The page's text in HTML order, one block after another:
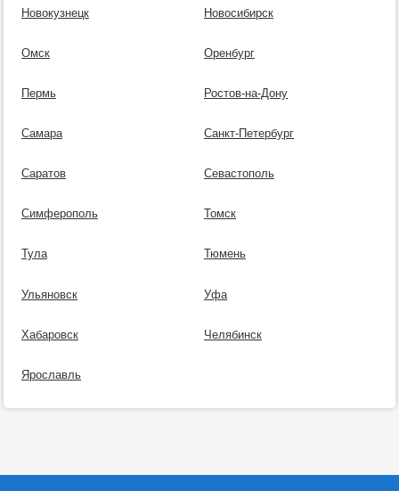
Новокузнецк Новосибирск
Омск Оренбург
Пермь Ростов-на-Дону
Самара Санкт-Петербург
Саратов Севастополь
Симферополь Томск
Тула Тюмень
Ульяновск Уфа
Хабаровск Челябинск
Ярославль